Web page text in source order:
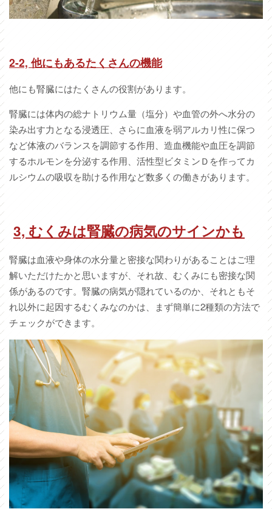
2-2, 他にもあるたくさんの機能
他にも腎臓にはたくさんの役割があります。
腎臓には体内の総ナトリウム量（塩分）や血管の外へ水分の
染み出す力となる浸透圧、さらに血液を弱アルカリ性に保つ
など体液のバランスを調節する作用、造血機能や血圧を調節
するホルモンを分泌する作用、活性型ビタミンＤを作ってカ
ルシウムの吸収を助ける作用など数多くの働きがあります。
3, むくみは腎臓の病気のサインかも
腎臓は血液や身体の水分量と密接な関わりがあることはご理
解いただけたかと思いますが、それ故、むくみにも密接な関
係があるのです。腎臓の病気が隠れているのか、それともそ
れ以外に起因するむくみなのかは、まず簡単に2種類の方法で
チェックができます。